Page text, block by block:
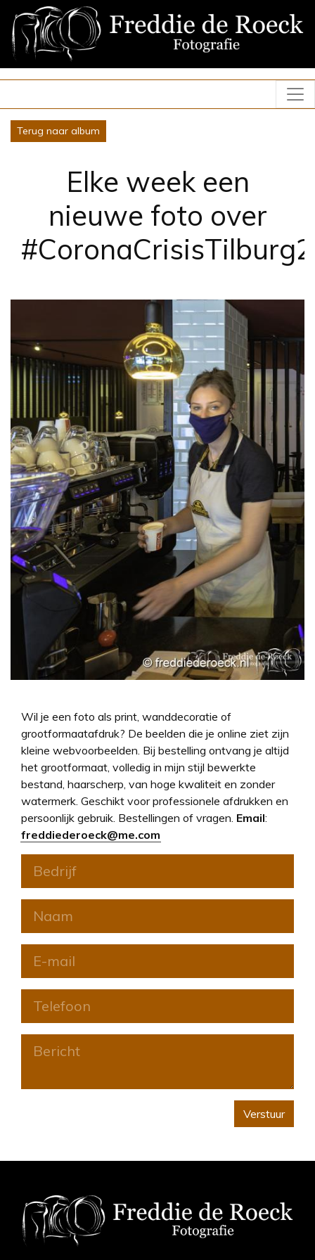
Terug naar album
Elke week een
nieuwe foto over
Wil je een foto als print, wanddecoratie of
grootformaatafdruk? De beelden die je online ziet zijn
kleine webvoorbeelden. Bij bestelling ontvang je altijd
het grootformaat, volledig in mijn stijl bewerkte
bestand, haarscherp, van hoge kwaliteit en zonder
watermerk. Geschikt voor professionele afdrukken en
persoonlijk gebruik. Bestellingen of vragen. Email:
freddiederoeck@me.com
Verstuur